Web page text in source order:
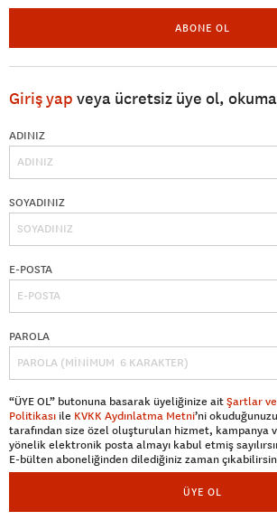
ABONE OL
Giriş yap veya ücretsiz üye ol,
ADINIZ
SOYADINIZ
E-POSTA
PAROLA
“ÜYE OL” butonuna basarak üyeliğinize aitŞartlar
Politikası ile KVKK Aydınlatma Metni’ni
tarafından size özel oluşturulan hizmet, kampanya
yönelik elektronik posta almayı kabul etmiş
E-bülten aboneliğinden dilediğiniz zaman
ÜYE OL